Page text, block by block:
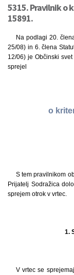
5315. Pravilnik o
15891.
Na podlagi 20.
25/08) in 6. člena
12/06) je Občinski
sprejel
o
S tem pravilnikom
Prijatelj Sodražica
sprejem otrok v vrtec.
1.
V vrtec se